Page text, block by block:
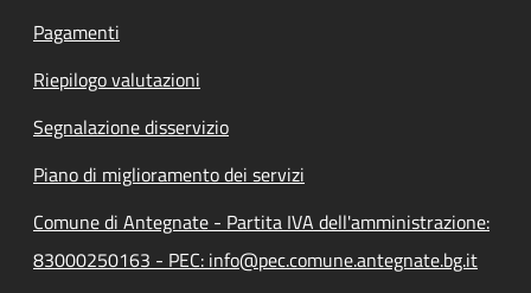
Pagamenti
Riepilogo valutazioni
Segnalazione disservizio
Piano di miglioramento dei servizi
Comune di Antegnate - Partita IVA dell'amministrazione:
83000250163 - PEC: info@pec.comune.antegnate.bg.it